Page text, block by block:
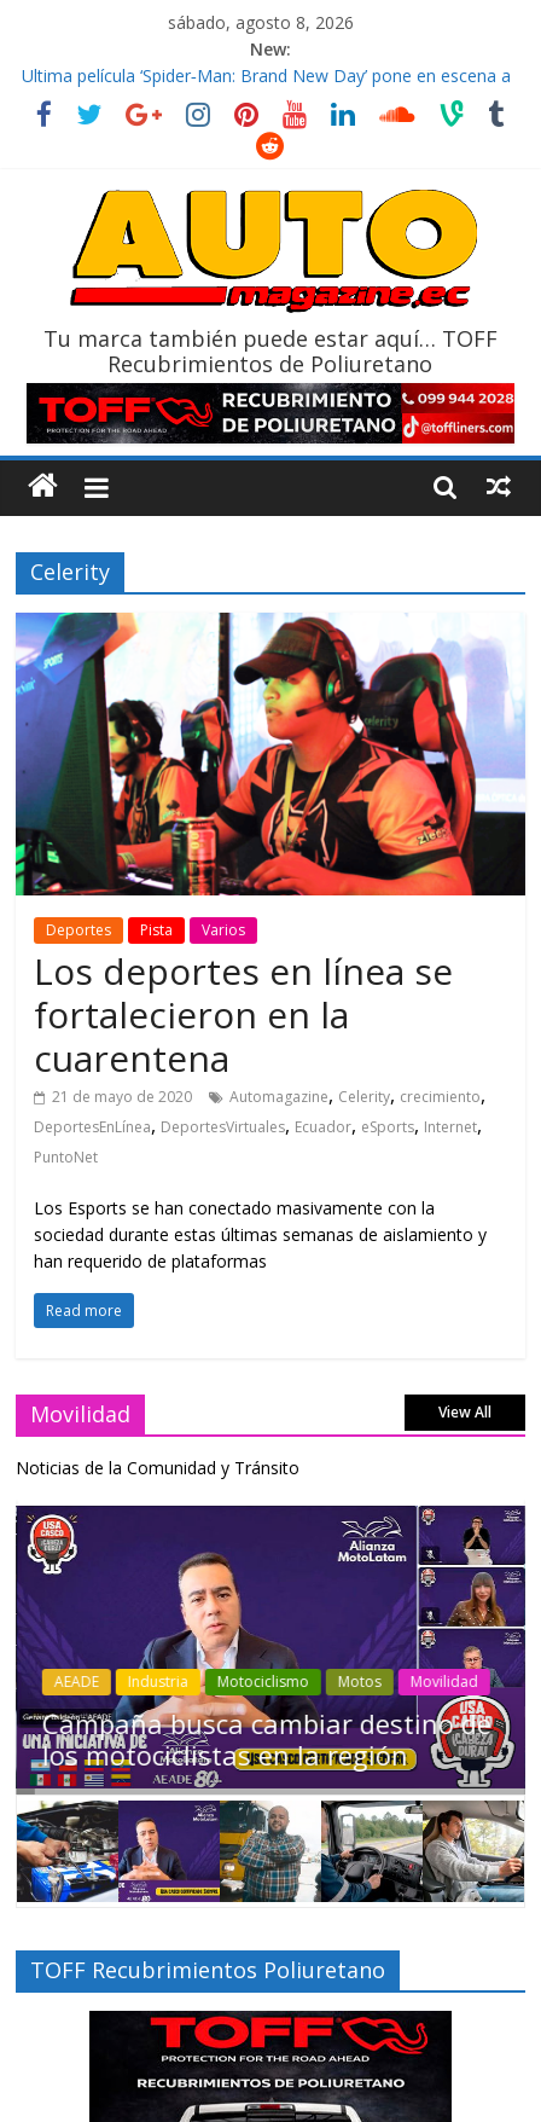
sábado, agosto 8, 2026
New:
El costo de tener un vehículo gana protagonismo a la hora de
decidir
Ultima película ‘Spider‑Man: Brand New Day’ pone en escena a
La Vuelta al Ecuador 2026, edición 47ª, recorre 7 provincias en 8
La FEDAK recibe 12 Sinotruk Bolden para cubrir las rutas de La
Tu marca también puede estar aquí… TOFF
Recubrimientos de Poliuretano
Celerity
Deportes Pista Varios
Los deportes en línea se
fortalecieron en la
cuarentena
21 de mayo de 2020 Automagazine, Celerity, crecimiento,
DeportesEnLínea, DeportesVirtuales, Ecuador, eSports, Internet,
PuntoNet
Los Esports se han conectado masivamente con la
sociedad durante estas últimas semanas de aislamiento y
han requerido de plataformas
Read more
Movilidad View All
Noticias de la Comunidad y Tránsito
Industria Movilidad Transporte Varios
Choferes profesionales mantienen a
Ecuador en movimiento
TOFF Recubrimientos Poliuretano